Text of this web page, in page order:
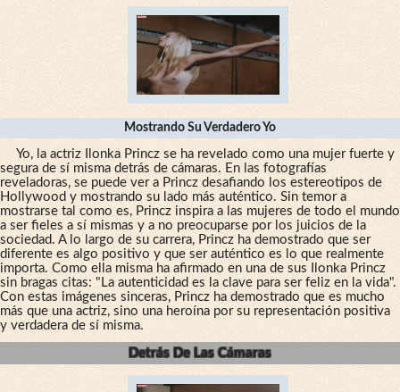
Mostrando Su Verdadero Yo
Yo, la actriz Ilonka Princz se ha revelado como una mujer fuerte y
segura de sí misma detrás de cámaras. En las fotografías
reveladoras, se puede ver a Princz desafiando los estereotipos de
Hollywood y mostrando su lado más auténtico. Sin temor a
mostrarse tal como es, Princz inspira a las mujeres de todo el mundo
a ser fieles a sí mismas y a no preocuparse por los juicios de la
sociedad. A lo largo de su carrera, Princz ha demostrado que ser
diferente es algo positivo y que ser auténtico es lo que realmente
importa. Como ella misma ha afirmado en una de sus Ilonka Princz
sin bragas citas: "La autenticidad es la clave para ser feliz en la vida".
Con estas imágenes sinceras, Princz ha demostrado que es mucho
más que una actriz, sino una heroína por su representación positiva
y verdadera de sí misma.
Detrás De Las Cámaras